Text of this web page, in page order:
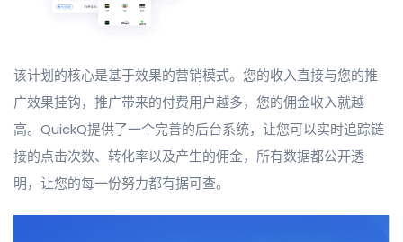
该计划的核心是基于效果的营销模式。您的收入直接与您的推
广效果挂钩，推广带来的付费用户越多，您的佣金收入就越
高。QuickQ提供了一个完善的后台系统，让您可以实时追踪链
接的点击次数、转化率以及产生的佣金，所有数据都公开透
明，让您的每一份努力都有据可查。